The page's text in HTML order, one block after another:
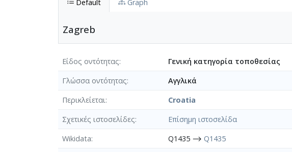
Default Graph
Zagreb
Είδος οντότητας
Γενική κατηγορία τοποθεσίας
Γλώσσα οντότητας
Αγγλικά
Περικλείεται
Croatia
Σχετικές ιστοσελίδες
Επίσημη ιστοσελίδα
Wikidata
Q1435 ⟶ Q1435